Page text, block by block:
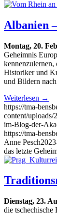
Albanien
Montag, 20.
Geheimnis
Historiker und
und Bildern
Weiterlesen →
https://tma-
content/
im-Blog-der-
https://tma-
Anne Pesch
das letzte
Dienstag, 23.
die tschechische